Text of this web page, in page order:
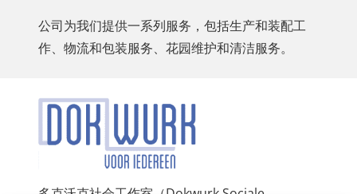
公司为我们提供一系列服务，包括生产和装配工
作、物流和包装服务、花园维护和清洁服务。